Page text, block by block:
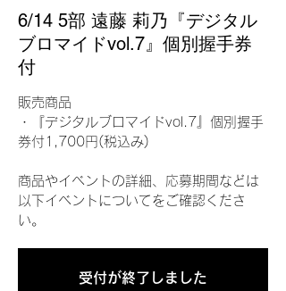
6/14 5部 遠藤 莉乃『デジタル
ブロマイドvol.7』個別握手券
付
販売商品
・『デジタルブロマイドvol.7』個別握手
券付1,700円(税込み)
商品やイベントの詳細、応募期間などは
以下イベントについてをご確認くださ
い。
受付が終了しました